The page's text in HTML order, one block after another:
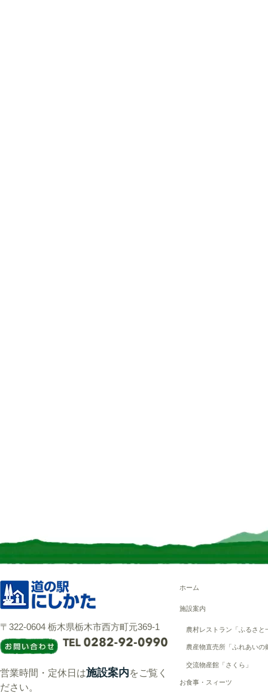
〒322-0604 栃木県栃木市西方町元369-1
営業時間・定休日は施設案内をご覧く
ださい。
ホーム
施設案内
農村レストラン「ふるさと
農産物直売所「ふれあいの
交流物産館「さくら」
お食事・スィーツ